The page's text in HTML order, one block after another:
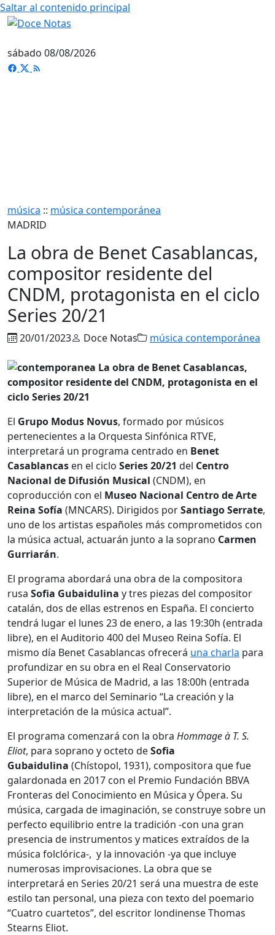
Saltar al contenido principal
sábado 08/08/2026
música :: música contemporánea
MADRID
La obra de Benet Casablancas,
compositor residente del
CNDM, protagonista en el ciclo
Series 20/21
20/01/2023 Doce Notas música contemporánea
El Grupo Modus Novus, formado por músicos
pertenecientes a la Orquesta Sinfónica RTVE,
interpretará un programa centrado en Benet
Casablancas en el ciclo Series 20/21 del Centro
Nacional de Difusión Musical (CNDM), en
coproducción con el Museo Nacional Centro de Arte
Reina Sofía (MNCARS). Dirigidos porSantiago Serrate,
uno de los artistas españoles más comprometidos con
la música actual, actuarán junto a la soprano Carmen
Gurriarán.
El programa abordará una obra de la compositora
rusa Sofia Gubaidulina y tres piezas del compositor
catalán, dos de ellas estrenos en España. El concierto
tendrá lugar el lunes 23 de enero, a las 19:30h (entrada
libre), en el Auditorio 400 del Museo Reina Sofía. El
mismo día Benet Casablancas ofrecerá una charla para
profundizar en su obra en el Real Conservatorio
Superior de Música de Madrid, a las 18:00h (entrada
libre), en el marco del Seminario “La creación y la
interpretación de la música actual”.
El programa comenzará con la obra Hommage à T. S.
Eliot, para soprano y octeto deSofia
Gubaidulina (Chístopol, 1931), compositora que fue
galardonada en 2017 con el Premio Fundación BBVA
Fronteras del Conocimiento en Música y Ópera. Su
música, cargada de imaginación, se construye sobre un
perfecto equilibrio entre la tradición -con una gran
presencia de instrumentos y matices extraídos de la
música folclórica-, y la innovación -ya que incluye
numerosas improvisaciones. La obra que se
interpretará en Series 20/21 será una muestra de este
estilo tan personal, una pieza con texto del poemario
“Cuatro cuartetos”, del escritor londinense Thomas
Stearns Eliot.